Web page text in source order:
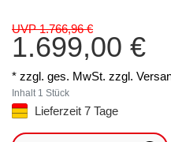
UVP 1.766,96 €
1.699,00 €
* zzgl. ges. MwSt. zzgl.
Inhalt 1 Stück
Lieferzeit 7 Tage